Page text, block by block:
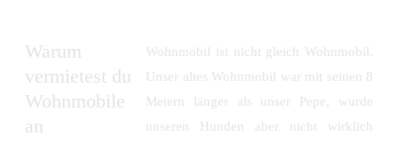
Warum
vermietest du
Wohnmobile
an
Wohnmobil ist nicht gleich Wohnmobil.
Unser altes Wohnmobil war mit seinen 8
Metern länger als unser Pepe, wurde
unseren Hunden aber nicht wirklich